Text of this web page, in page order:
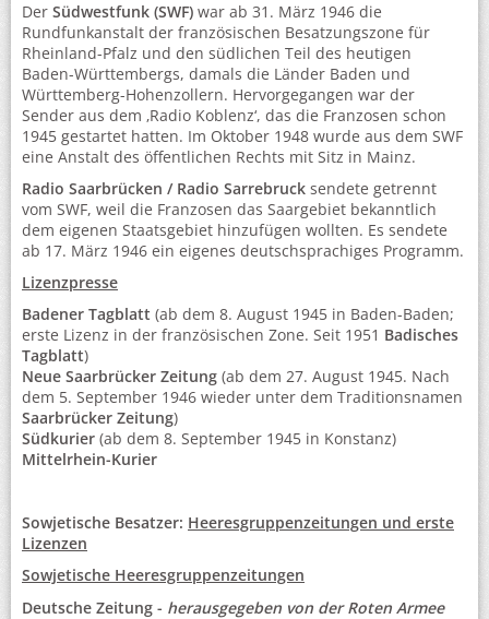
Der Südwestfunk (SWF) war ab 31. März 1946 die
Rundfunkanstalt der französischen Besatzungszone für
Rheinland-Pfalz und den südlichen Teil des heutigen
Baden-Württembergs, damals die Länder Baden und
Württemberg-Hohenzollern. Hervorgegangen war der
Sender aus dem ‚Radio Koblenz‘, das die Franzosen schon
1945 gestartet hatten. Im Oktober 1948 wurde aus dem SWF
eine Anstalt des öffentlichen Rechts mit Sitz in Mainz.
Radio Saarbrücken / Radio Sarrebruck sendete getrennt
vom SWF, weil die Franzosen das Saargebiet bekanntlich
dem eigenen Staatsgebiet hinzufügen wollten. Es sendete
ab 17. März 1946 ein eigenes deutschsprachiges Programm.
Lizenzpresse
Badener Tagblatt (ab dem 8. August 1945 in Baden-Baden;
erste Lizenz in der französischen Zone. Seit 1951 Badisches
Tagblatt)
Neue Saarbrücker Zeitung (ab dem 27. August 1945. Nach
dem 5. September 1946 wieder unter dem Traditionsnamen
Saarbrücker Zeitung)
Südkurier (ab dem 8. September 1945 in Konstanz)
Mittelrhein-Kurier
Sowjetische Besatzer: Heeresgruppenzeitungen und erste
Lizenzen
Sowjetische Heeresgruppenzeitungen
Deutsche Zeitung - herausgegeben von der Roten Armee